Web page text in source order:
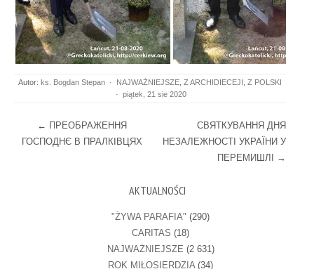
Autor: ks. Bogdan Stepan · NAJWAŻNIEJSZE Z ARCHIDIECEJI Z POLSKI
· piątek, 21 sie 2020
Post navigation
← ПРЕОБРАЖЕННЯ
ГОСПОДНЄ В ПРАЛКІВЦЯХ
СВЯТКУВАННЯ ДНЯ
НЕЗАЛЕЖНОСТІ УКРАЇНИ У
ПЕРЕМИШЛІ
→
AKTUALNOŚCI
"ŻYWA PARAFIA" (290)
CARITAS (18)
NAJWAŻNIEJSZE (2 631)
ROK MIŁOSIERDZIA (34)